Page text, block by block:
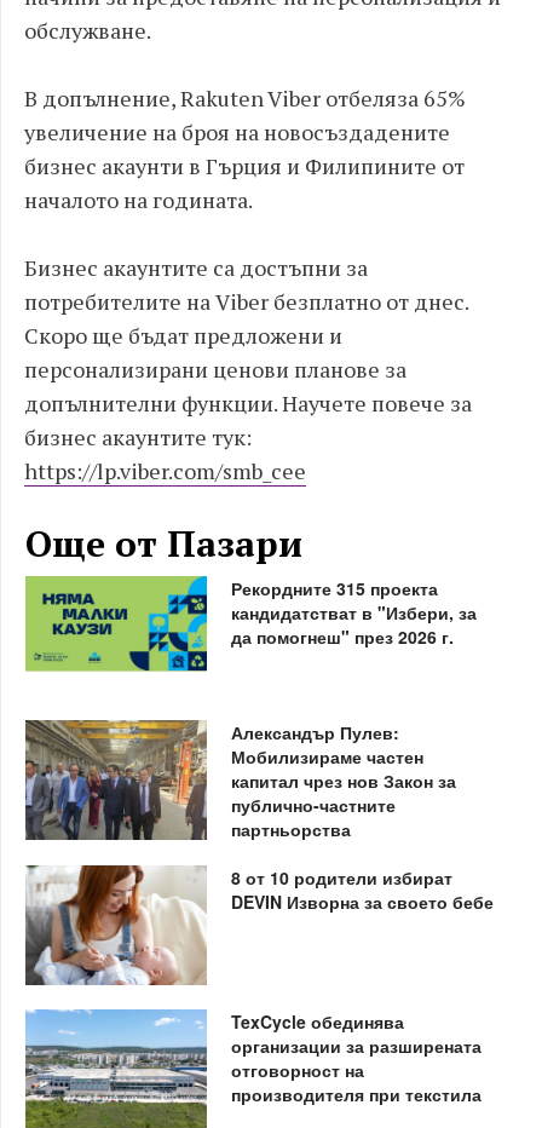
обслужване.
В допълнение, Rakuten Viber отбеляза 65%
увеличение на броя на новосъздадените
бизнес акаунти в Гърция и Филипините от
началото на годината.
Бизнес акаунтите са достъпни за
потребителите на Viber безплатно от днес.
Скоро ще бъдат предложени и
персонализирани ценови планове за
допълнителни функции. Научете повече за
бизнес акаунтите тук:
https://lp.viber.com/smb_cee
Още от Пазари
Рекордните 315 проекта
кандидатстват в "Избери, за
да помогнеш" през 2026 г.
Александър Пулев:
Мобилизираме частен
капитал чрез нов Закон за
публично-частните
партньорства
8 от 10 родители избират
DEVIN Изворна за своето бебе
TexCycle обединява
организации за разширената
отговорност на
производителя при текстила